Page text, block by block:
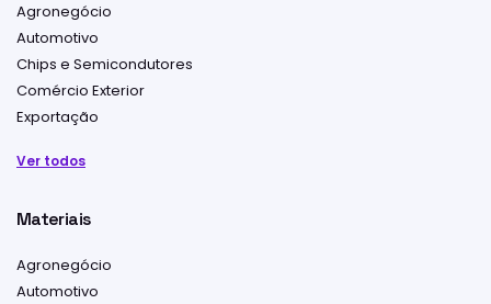
Agronegócio
Automotivo
Chips e Semicondutores
Comércio Exterior
Exportação
Ver todos
Materiais
Agronegócio
Automotivo